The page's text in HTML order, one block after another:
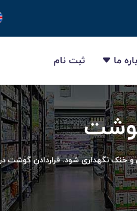
ما ثبت نام
نگهداری شود. قراردادن گوشت در